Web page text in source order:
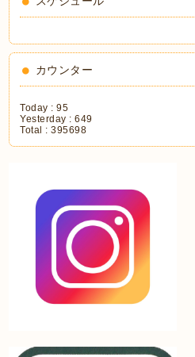
カウンター
Today :95
Yesterday :649
Total :395698